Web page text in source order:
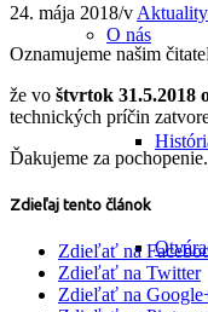
O nás
24. mája 2018/v Aktuality
Oznamujeme našim
že vo štvrtok 31.5.2018
technických príčin
Ďakujeme za pochopenie.
Zdieľaj tento článok
Zdieľať na
Zdieľať na Twitter
Zdieľať na